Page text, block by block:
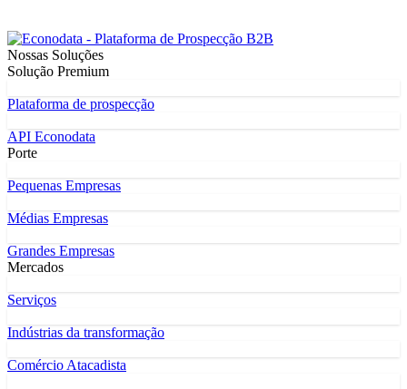
Nossas Soluções
Solução Premium
Plataforma de prospecção
API Econodata
Porte
Pequenas Empresas
Médias Empresas
Grandes Empresas
Mercados
Serviços
Indústrias da transformação
Comércio Atacadista